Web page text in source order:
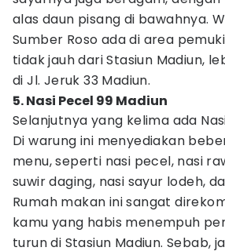
alas daun pisang di bawahnya.
Sumber Roso ada di area
tidak jauh dari Stasiun Madiun,
di Jl. Jeruk 33 Madiun.
5. Nasi Pecel 99 Madiun
Selanjutnya yang kelima ada
Di warung ini menyediakan
menu, seperti nasi pecel, nasi
suwir daging, nasi sayur lodeh,
Rumah makan ini sangat
kamu yang habis menempuh
turun di Stasiun Madiun. Sebab,